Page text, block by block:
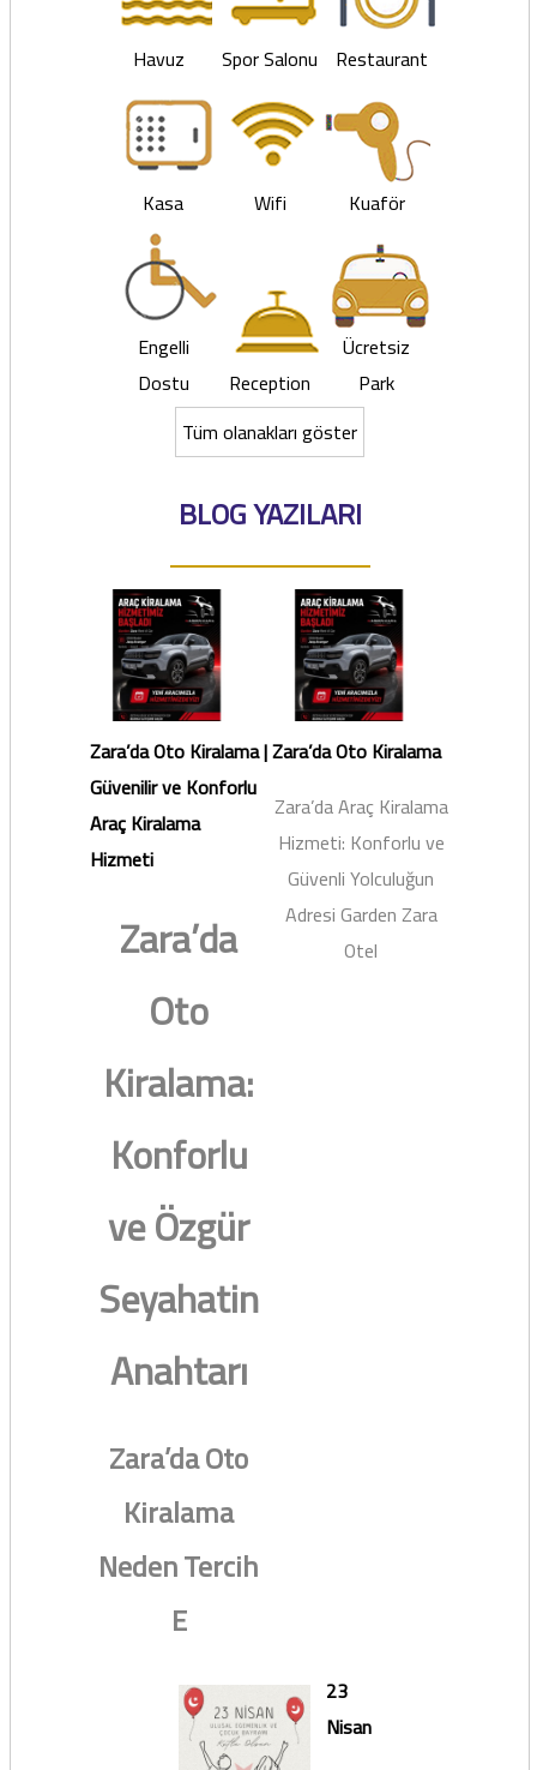
Havuz Spor Salonu Restaurant
Kasa Wifi Kuaför
Engelli
Dostu
Reception
Ücretsiz
Park
Tüm olanakları göster
BLOG YAZILARI
Zara’da Oto Kiralama |
Güvenilir ve Konforlu
Araç Kiralama
Hizmeti
Zara’da
Oto
Kiralama:
Konforlu
ve Özgür
Seyahatin
Anahtarı
Zara’da Oto
Kiralama
Neden Tercih
E
Zara’da Oto Kiralama
Zara’da Araç Kiralama
Hizmeti: Konforlu ve
Güvenli Yolculuğun
Adresi Garden Zara
Otel
23
Nisan